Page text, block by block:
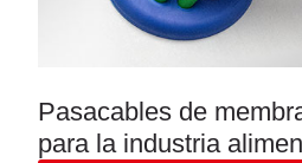
Pasacables de
para la industria